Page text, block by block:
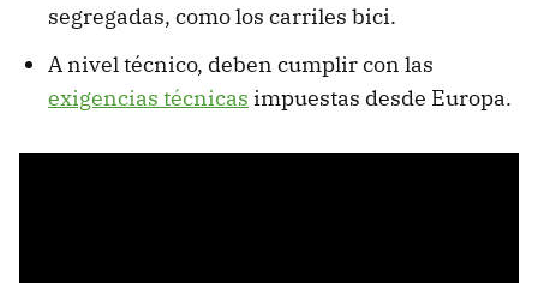
segregadas, como los carriles bici.
A nivel técnico, deben cumplir con las
exigencias técnicas impuestas desde Europa.